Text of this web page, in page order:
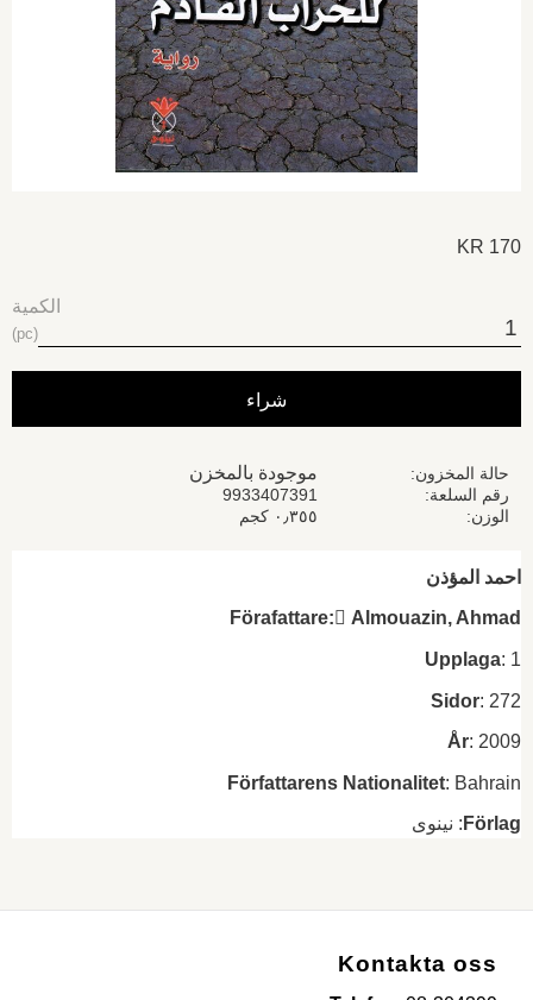
170
الكمية
pc
شراء
حالة المخزون موجودة بالمخزن
رقم السلعة
9933407391
الوزن
٠٫٣٥٥ كجم
احمد المؤذن
Förafattare: ِAlmouazin, Ahmad
Upplaga: 1
Sidor: 272
År: 2009
Författarens Nationalitet: Bahrain
Förlag : نينوى
Kontakta oss